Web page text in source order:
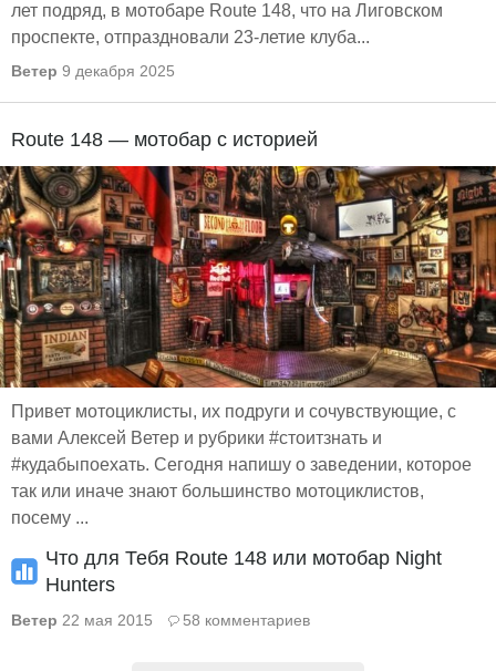
лет подряд, в мотобаре Route 148, что на Лиговском
проспекте, отпраздновали 23-летие клуба...
Ветер 9 декабря 2025
Route 148 — мотобар с историей
Привет мотоциклисты, их подруги и сочувствующие, с
вами Алексей Ветер и рубрики #стоитзнать и
#кудабыпоехать. Сегодня напишу о заведении, которое
так или иначе знают большинство мотоциклистов,
посему ...
Что для Тебя Route 148 или мотобар Night
Hunters
Ветер 22 мая 2015 58 комментариев